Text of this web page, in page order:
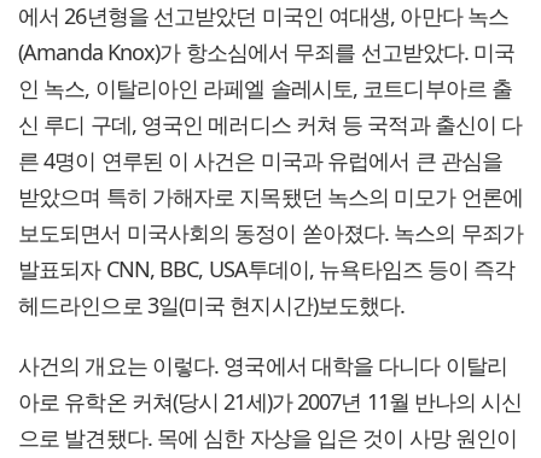
에서 26년형을 선고받았던 미국인 여대생, 아만다 녹스
(Amanda Knox)가 항소심에서 무죄를 선고받았다. 미국
인 녹스, 이탈리아인 라페엘 솔레시토, 코트디부아르 출
신 루디 구데, 영국인 메러디스 커쳐 등 국적과 출신이 다
른 4명이 연루된 이 사건은 미국과 유럽에서 큰 관심을
받았으며 특히 가해자로 지목됐던 녹스의 미모가 언론에
보도되면서 미국사회의 동정이 쏟아졌다. 녹스의 무죄가
발표되자 CNN, BBC, USA투데이, 뉴욕타임즈 등이 즉각
헤드라인으로 3일(미국 현지시간)보도했다.
사건의 개요는 이렇다. 영국에서 대학을 다니다 이탈리
아로 유학온 커쳐(당시 21세)가 2007년 11월 반나의 시신
으로 발견됐다. 목에 심한 자상을 입은 것이 사망 원인이